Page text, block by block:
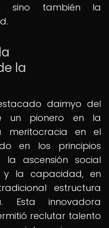
sino también la
la
daimyo del
un pionero en la
meritocracia en el
en los principios
la ascensión social
la capacidad, en
estructura
Esta innovadora
reclutar talento